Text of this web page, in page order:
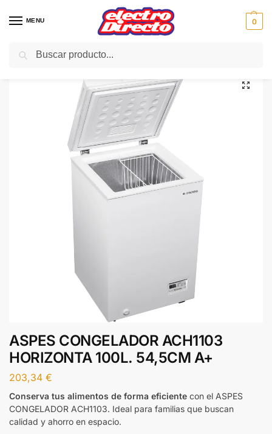
MENU 0
Inicio Gama blanca Congeladores
ASPES CONGELADOR ACH1103
HORIZONTA 100L. 54,5CM A+
203,34 €
Conserva tus alimentos de forma eficiente con el ASPES
CONGELADOR ACH1103. Ideal para familias que buscan
calidad y ahorro en espacio.